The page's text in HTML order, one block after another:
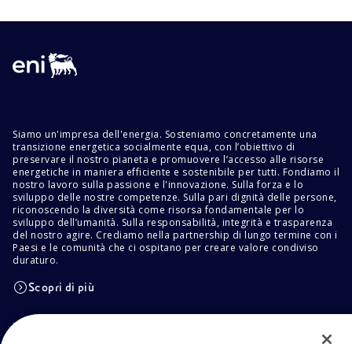
Siamo un'impresa dell'energia. Sosteniamo concretamente una
transizione energetica socialmente equa, con l’obiettivo di
preservare il nostro pianeta e promuovere l’accesso alle risorse
energetiche in maniera efficiente e sostenibile per tutti. Fondiamo il
nostro lavoro sulla passione e l'innovazione. Sulla forza e lo
sviluppo delle nostre competenze. Sulla pari dignità delle persone,
riconoscendo la diversità come risorsa fondamentale per lo
sviluppo dell’umanità. Sulla responsabilità, integrità e trasparenza
del nostro agire. Crediamo nella partnership di lungo termine con i
Paesi e le comunità che ci ospitano per creare valore condiviso
duraturo.
Scopri di più
POLICIES